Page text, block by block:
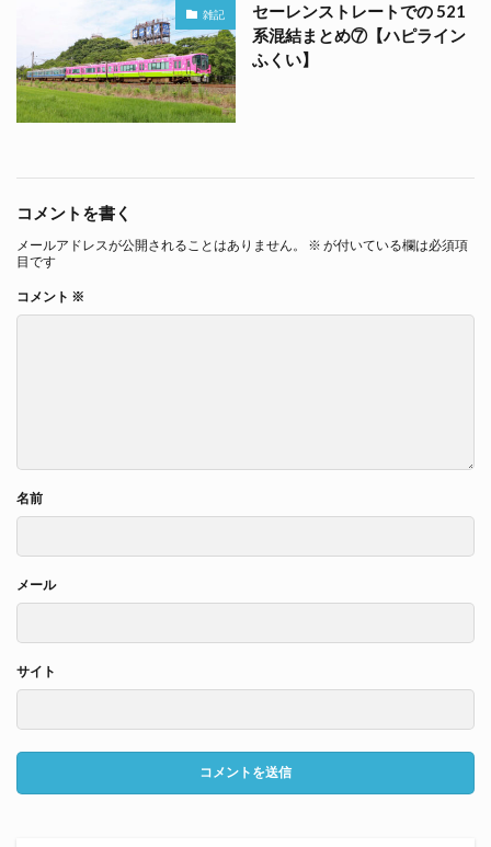
雑記
セーレンストレートでの 521
系混結まとめ⑦【ハピライン
ふくい】
コメントを書く
メールアドレスが公開されることはありません。 ※ が付いている欄は必須項
目です
コメント ※
名前
メール
サイト